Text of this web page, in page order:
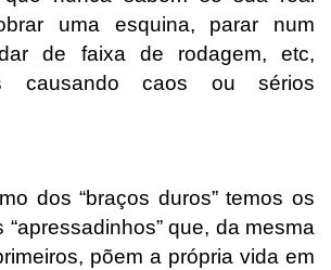
uma esquina, parar num
de faixa de rodagem, etc,
causando caos ou sérios
dos “braços duros” temos os
“apressadinhos” que, da mesma
põem a própria vida em